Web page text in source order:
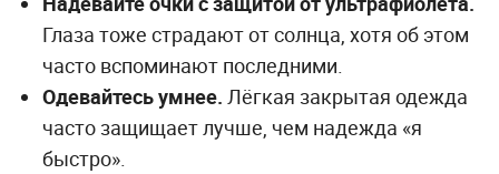
Глаза тоже страдают от солнца, хотя об этом
часто вспоминают последними.
Одевайтесь умнее. Лёгкая закрытая одежда
часто защищает лучше, чем надежда «я
быстро».